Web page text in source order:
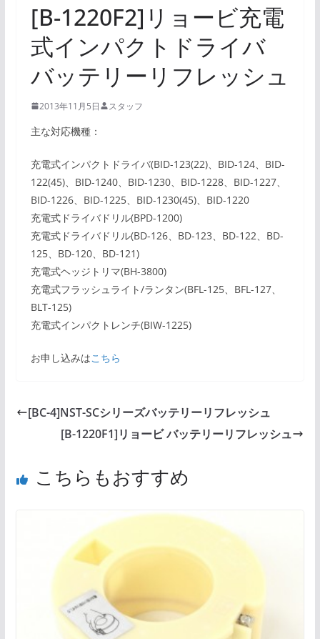
[B-1220F2]リョービ充電
式インパクトドライバ
バッテリーリフレッシュ
2013年11月5日 スタッフ
主な対応機種：
充電式インパクトドライバ(BID-123(22)、BID-124、BID-
122(45)、BID-1240、BID-1230、BID-1228、BID-1227、
BID-1226、BID-1225、BID-1230(45)、BID-1220
充電式ドライバドリル(BPD-1200)
充電式ドライバドリル(BD-126、BD-123、BD-122、BD-
125、BD-120、BD-121)
充電式ヘッジトリマ(BH-3800)
充電式フラッシュライト/ランタン(BFL-125、BFL-127、
BLT-125)
充電式インパクトレンチ(BIW-1225)
お申し込みはこちら
[BC-4]NST-SCシリーズバッテリーリフレッシュ
[B-1220F1]リョービ バッテリーリフレッシュ
こちらもおすすめ